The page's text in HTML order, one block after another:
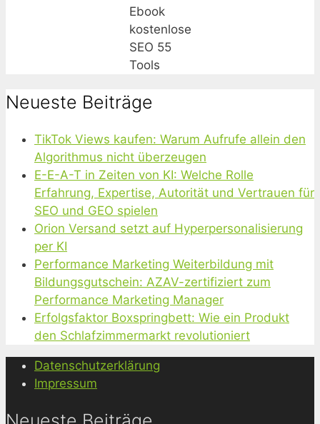
Ebook
kostenlose
SEO 55
Tools
Neueste Beiträge
TikTok Views kaufen: Warum Aufrufe allein den
Algorithmus nicht überzeugen
E-E-A-T in Zeiten von KI: Welche Rolle
Erfahrung, Expertise, Autorität und Vertrauen für
SEO und GEO spielen
Orion Versand setzt auf Hyperpersonalisierung
per KI
Performance Marketing Weiterbildung mit
Bildungsgutschein: AZAV-zertifiziert zum
Performance Marketing Manager
Erfolgsfaktor Boxspringbett: Wie ein Produkt
den Schlafzimmermarkt revolutioniert
Datenschutzerklärung
Impressum